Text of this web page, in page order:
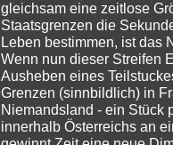
gleichsam eine zeitlose
Staatsgrenzen die
Leben bestimmen, ist das
Wenn nun dieser Streifen
Ausheben eines
Grenzen (sinnbildlich) in
Niemandsland - ein Stück
innerhalb Österreichs an